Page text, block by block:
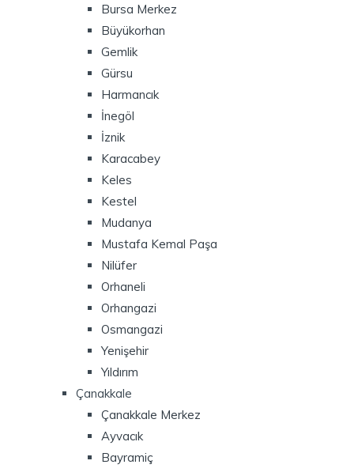
Bursa Merkez
Büyükorhan
Gemlik
Gürsu
Harmancık
İnegöl
İznik
Karacabey
Keles
Kestel
Mudanya
Mustafa Kemal Paşa
Nilüfer
Orhaneli
Orhangazi
Osmangazi
Yenişehir
Yıldırım
Çanakkale
Çanakkale Merkez
Ayvacık
Bayramiç